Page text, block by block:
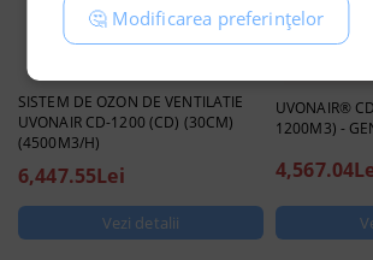
SISTEM DE OZON DE VENTILATIE
UVONAIR CD-1200 (CD) (30CM)
(4500M3/H)
6,447.55Lei
Vezi detalii
UVONAIR®
1200M3) -
🤔 Modificarea preferințelor